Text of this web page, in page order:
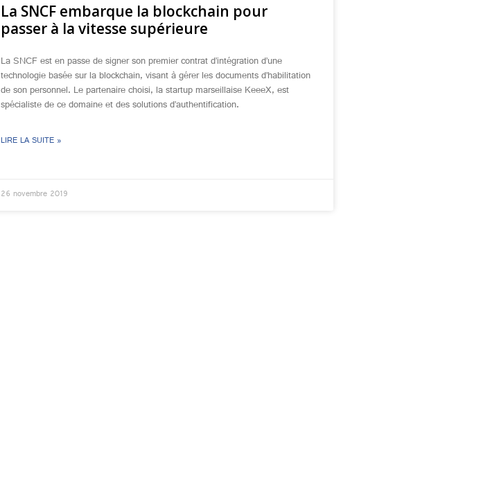
La SNCF embarque la blockchain pour
passer à la vitesse supérieure
La SNCF est en passe de signer son premier contrat d’intégration d’une
technologie basée sur la blockchain, visant à gérer les documents d’habilitation
de son personnel. Le partenaire choisi, la startup marseillaise KeeeX, est
spécialiste de ce domaine et des solutions d’authentification.
LIRE LA SUITE »
26 novembre 2019